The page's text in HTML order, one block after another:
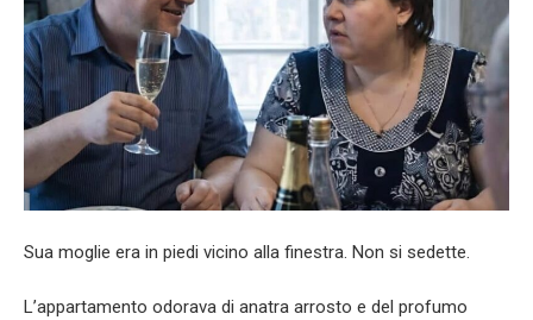
Sua moglie era in piedi vicino alla finestra. Non si sedette.
L’appartamento odorava di anatra arrosto e del profumo